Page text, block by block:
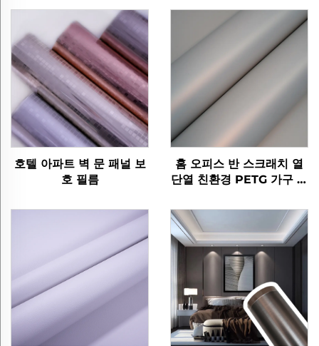
호텔 아파트 벽 문 패널 보
호 필름
홈 오피스 반 스크래치 열
단열 친환경 PETG 가구 장